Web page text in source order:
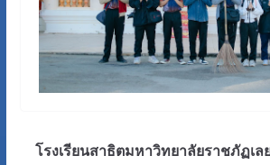
โรงเรียนสาธิตมหาวิทยาลัยราชภัฏเ